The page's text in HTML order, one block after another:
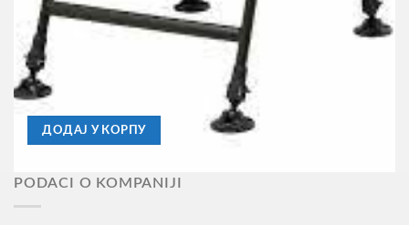
PROLOGIC
Stolica Prologic Inspire Lite-Pro Recliner Chair With
Armrest 140kg
ДОДАЈ У КОРПУ
PODACI O KOMPANIJI